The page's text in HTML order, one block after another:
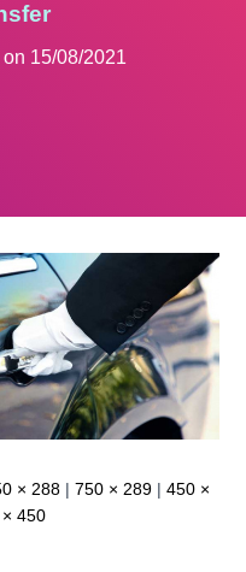
on 15/08/2021
× 288 | 750 × 289 | 450 ×
450